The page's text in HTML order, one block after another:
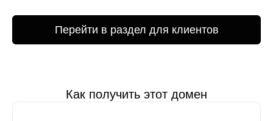
Перейти в раздел для клиентов
Как получить этот домен